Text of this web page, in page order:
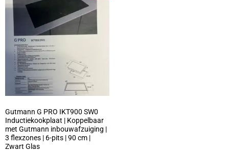
Gutmann G PRO IKT900 SW0
Inductiekookplaat | Koppelbaar
met Gutmann inbouwafzuiging |
3 flexzones | 6-pits | 90 cm |
Zwart Glas